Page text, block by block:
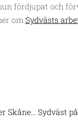
fördjupat och
om Sydvästs
Stora torg vinner Skånes arkitekturpris 2022